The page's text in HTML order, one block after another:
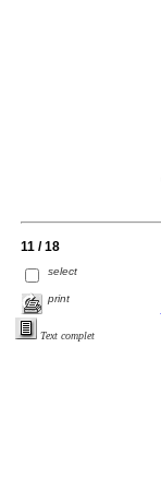
11 / 18
select
print
Text complet